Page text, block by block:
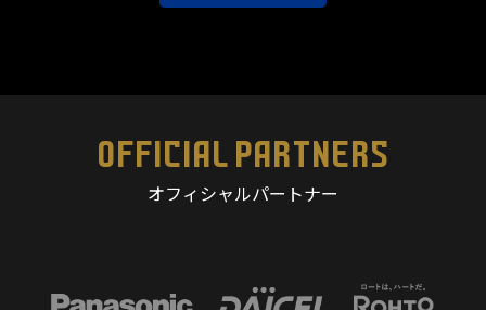
OFFICIAL PARTNERS
オフィシャルパートナー